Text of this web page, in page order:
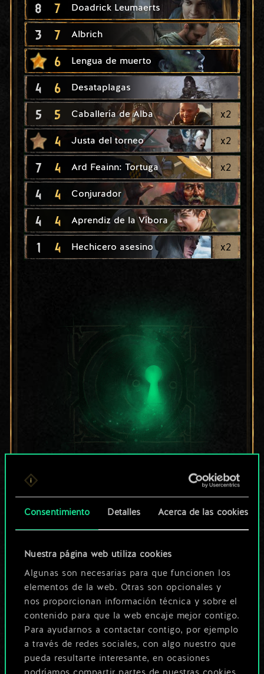
Consentimiento Detalles Acerca de las cookies
Nuestra página web utiliza cookies
Algunas son necesarias para que funcionen los
elementos de la web. Otras son opcionales y
nos proporcionan información técnica y sobre el
contenido para que la web encaje mejor contigo.
Para ayudarnos a contactar contigo, por ejemplo
a través de redes sociales, con algo nuestro que
pueda resultarte interesante, en ocasiones
8 7 Doadrick Leumaerts
3 7 Albrich
6 Lengua de muerto
4 6 Desataplagas
5 5 Caballería de Alba x2
4 Justa del torneo x2
7 4 Ard Feainn: Tortuga x2
4 4 Conjurador
4 4 Aprendiz de la Víbora
1 4 Hechicero asesino x2
Por ahora, solo es
un conjunto de
cartas compartido.
¡Pero puede llegar a
ser mucho más!
Poner nombre a esta baraja y crear
una guía